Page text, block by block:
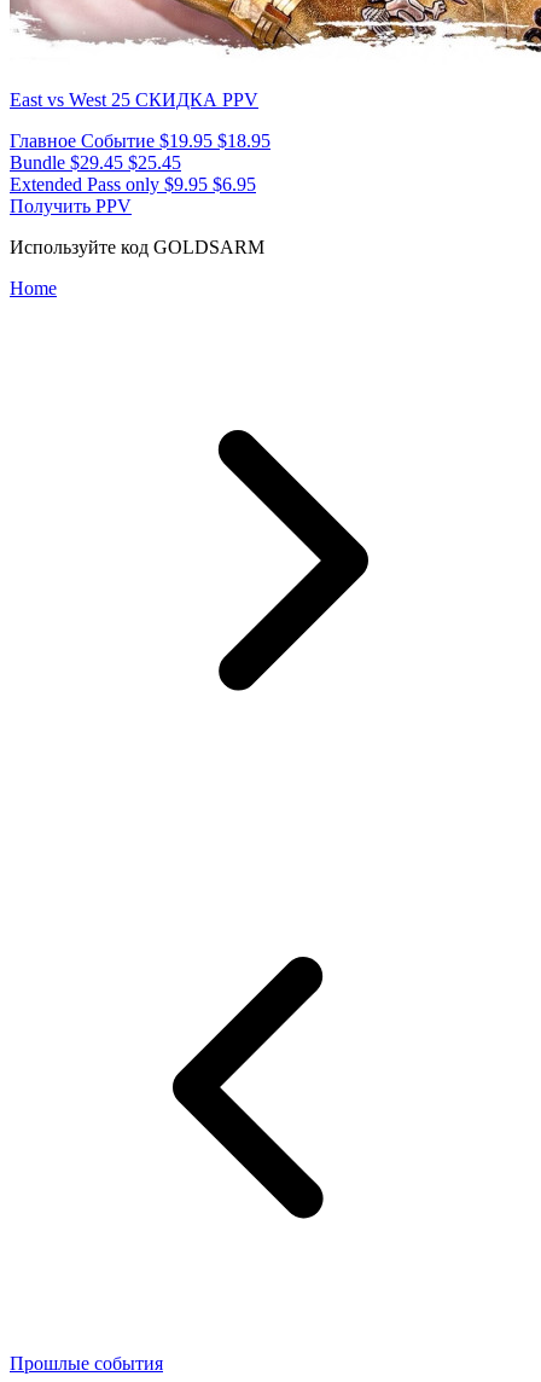
East vs West 25 СКИДКА PPV
Главное Событие $19.95 $18.95
Bundle $29.45 $25.45
Extended Pass only $9.95 $6.95
Получить PPV
Используйте код GOLDSARM
Home
Прошлые события